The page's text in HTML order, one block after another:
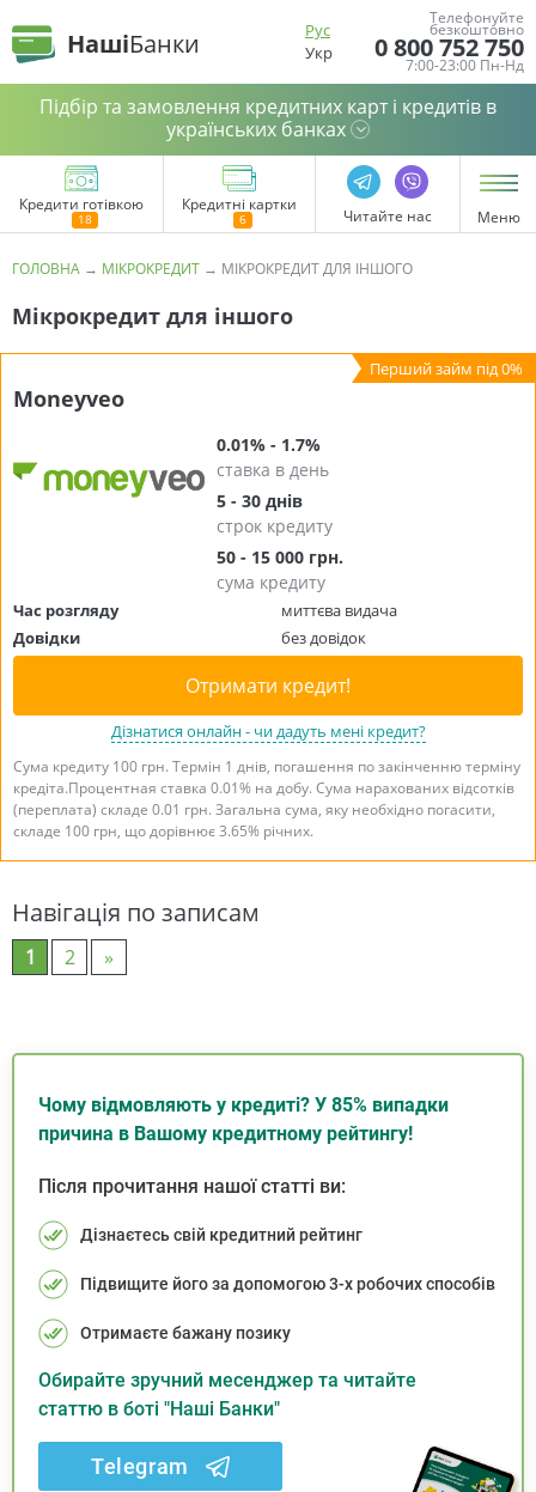
НашіБанки
Рус
Укр
Телефонуйте
безкоштовно
0 800 752 750
7:00-23:00 Пн-Нд
Підбір та замовлення кредитних карт і кредитів в
українських банках
Кредити готівкою Кредитні картки
Читайте нас Меню
ГОЛОВНА → МІКРОКРЕДИТ → МІКРОКРЕДИТ ДЛЯ ІНШОГО
Мікрокредит для іншого
Moneyveo
0.01% - 1.7%
ставка в день
5 - 30 днів
строк кредиту
50 - 15 000 грн.
сума кредиту
Час розгляду
миттєва видача
Довідки
без довідок
Отримати кредит!
Дізнатися онлайн - чи дадуть мені кредит?
Сума кредиту 100 грн. Термін 1 днів, погашення по закінченню терміну
кредіта.Процентная ставка 0.01% на добу. Сума нарахованих відсотків
(переплата) складе 0.01 грн. Загальна сума, яку необхідно погасити,
складе 100 грн, що дорівнює 3.65% річних.
Навігація по записам
1 2 »
Чому відмовляють у кредиті? У 85% випадки
причина в Вашому кредитному рейтингу!
Після прочитання нашої статті ви:
Дізнаєтесь свій кредитний рейтинг
Підвищите його за допомогою 3-х робочих способів
Отримаєте бажану позику
Обирайте зручний месенджер та читайте
статтю в боті "Наші Банки"
Telegram